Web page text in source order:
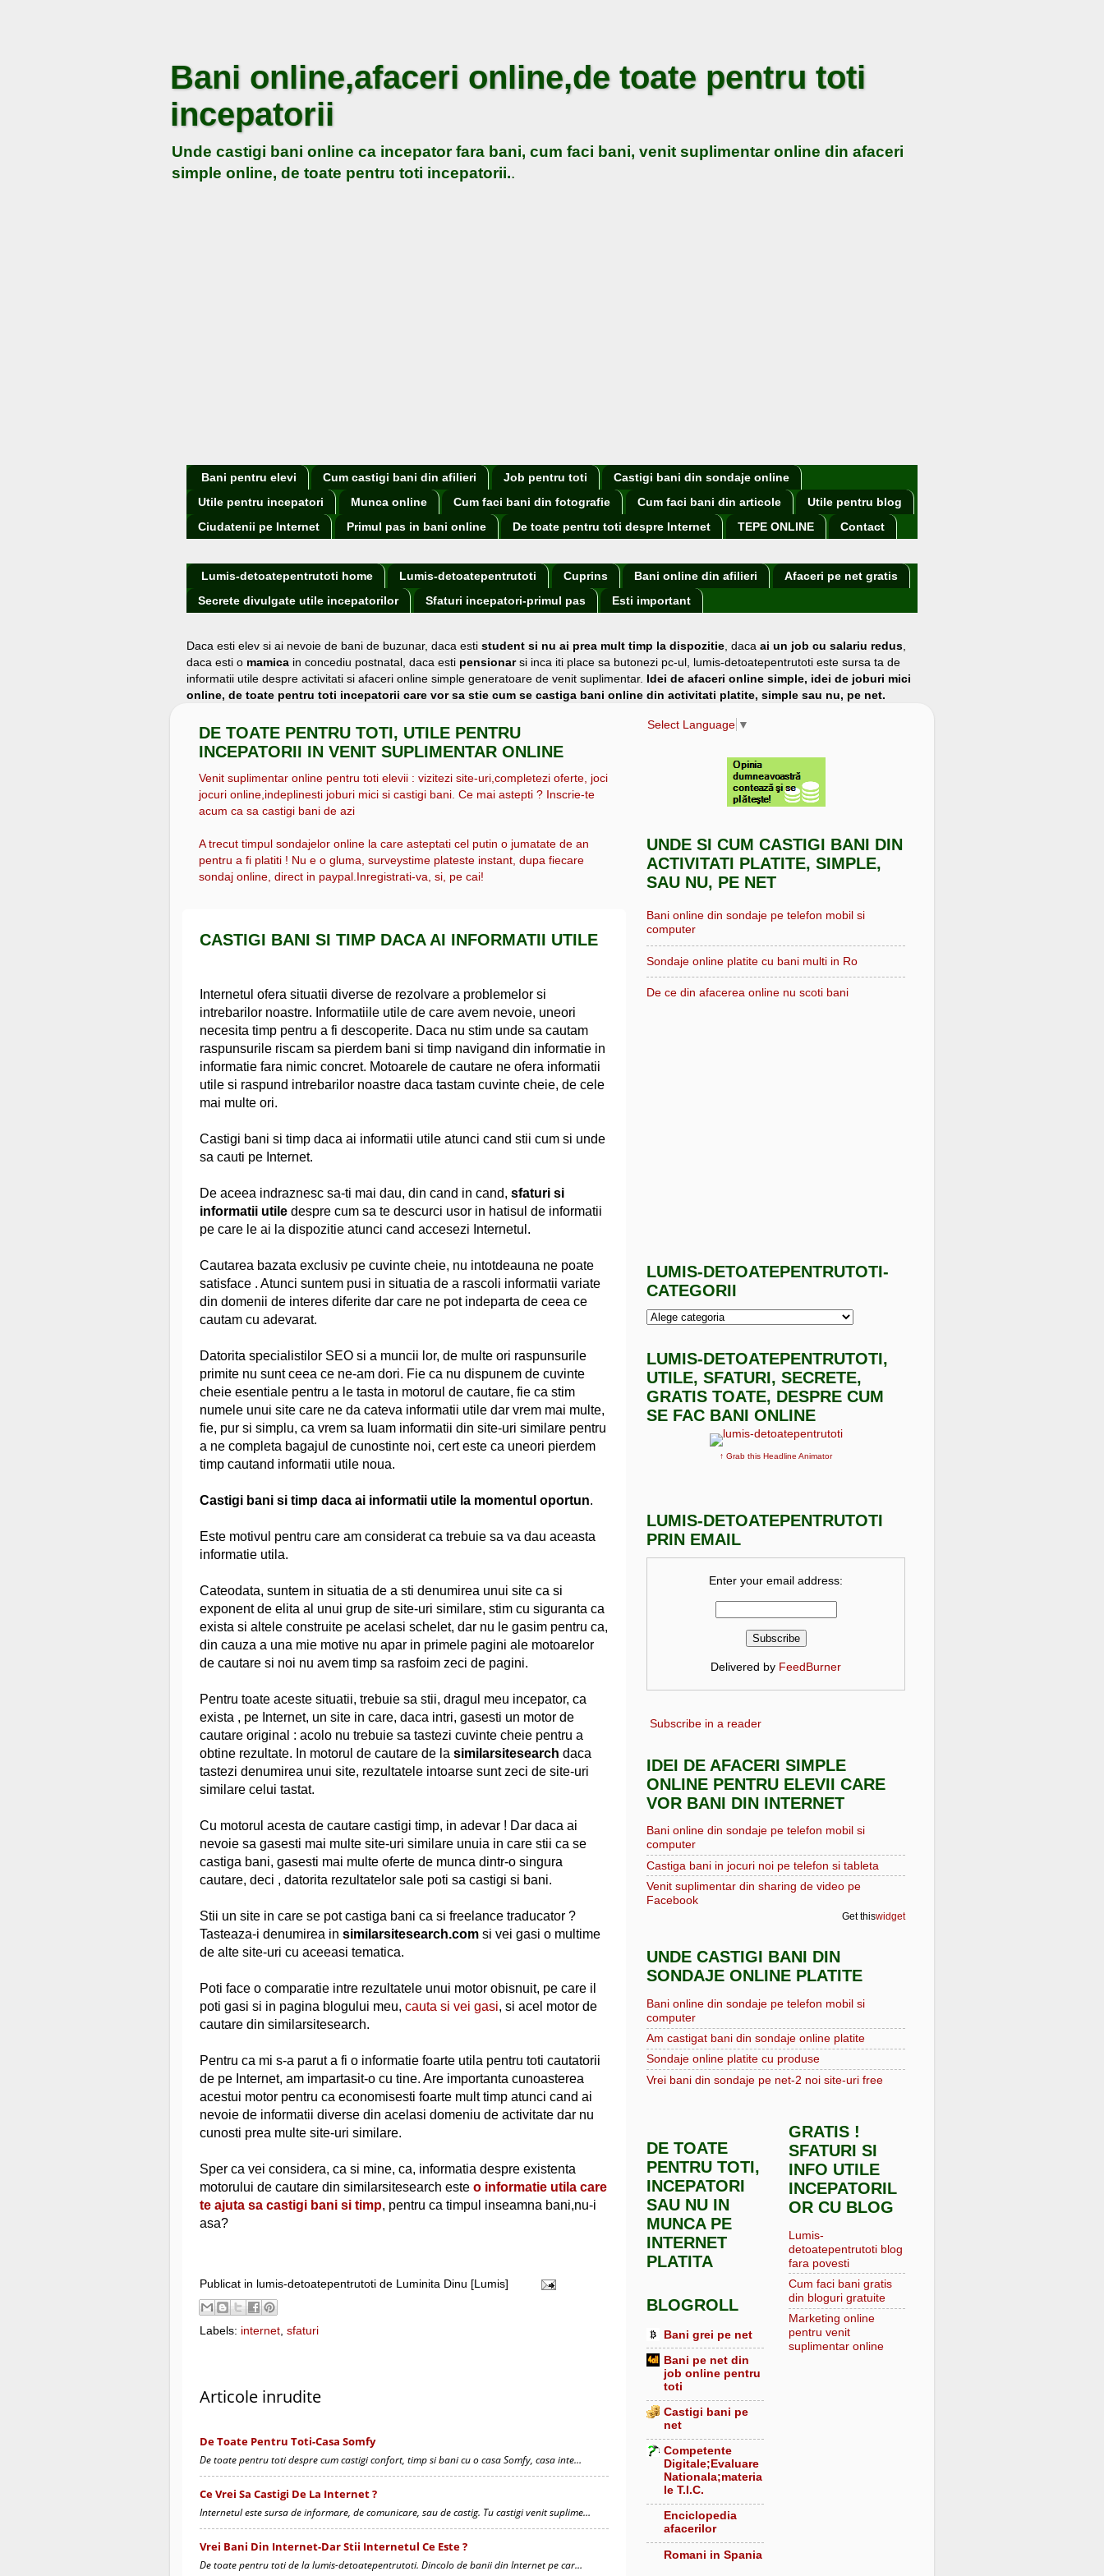
Bani online,afaceri online,de toate pentru toti
incepatorii
Unde castigi bani online ca incepator fara bani, cum faci bani, venit suplimentar online din afaceri
simple online, de toate pentru toti incepatorii..
Bani pentru elevi Cum castigi bani din afilieri Job pentru toti
Castigi bani din sondaje online
Utile pentru incepatori
Munca online Cum faci bani din fotografie Cum faci bani din articole
Utile pentru blog
Ciudatenii pe Internet
Primul pas in bani online De toate pentru toti despre Internet TEPE ONLINE Contact
Lumis-detoatepentrutoti home Lumis-detoatepentrutoti Cuprins Bani online din afilieri
Afaceri pe net gratis
Secrete divulgate utile incepatorilor
Sfaturi incepatori-primul pas Esti important
Daca esti elev si ai nevoie de bani de buzunar, daca esti student si nu ai prea mult timp la dispozitie , daca ai un job cu salariu redus
daca esti o mamica in concediu postnatal, daca esti pensionarsi inca iti place sa butonezi pc-ul, lumis-detoatepentrutoti este sursa ta de
informatii utile despre activitati si afaceri online simple generatoare de venit suplimentar. Idei de afaceri online simple, idei de joburi mici
online, de toate pentru toti incepatorii care vor sa stie cum se castiga bani online din activitati platite, simple sau nu, pe net.
DE TOATE PENTRU TOTI, UTILE PENTRU
INCEPATORII IN VENIT SUPLIMENTAR ONLINE
Venit suplimentar online pentru toti elevii : vizitezi site-uri,completezi oferte, joci
jocuri online,indeplinesti joburi mici si castigi bani. Ce mai astepti ? Inscrie-te
acum ca sa castigi bani de azi
A trecut timpul sondajelor online la care asteptati cel putin o jumatate de an
pentru a fi platiti ! Nu e o gluma, surveystime plateste instant, dupa fiecare
sondaj online, direct in paypal.Inregistrati-va, si, pe cai!
CASTIGI BANI SI TIMP DACA AI INFORMATII UTILE
Internetul ofera situatii diverse de rezolvare a problemelor si
intrebarilor noastre. Informatiile utile de care avem nevoie, uneori
necesita timp pentru a fi descoperite. Daca nu stim unde sa cautam
raspunsurile riscam sa pierdem bani si timp navigand din informatie in
informatie fara nimic concret. Motoarele de cautare ne ofera informatii
utile si raspund intrebarilor noastre daca tastam cuvinte cheie, de cele
mai multe ori.
Castigi bani si timp daca ai informatii utile atunci cand stii cum si unde
sa cauti pe Internet.
De aceea indraznesc sa-ti mai dau, din cand in cand, sfaturi si
informatii utile despre cum sa te descurci usor in hatisul de informatii
pe care le ai la dispozitie atunci cand accesezi Internetul.
Cautarea bazata exclusiv pe cuvinte cheie, nu intotdeauna ne poate
satisface . Atunci suntem pusi in situatia de a rascoli informatii variate
din domenii de interes diferite dar care ne pot indeparta de ceea ce
cautam cu adevarat.
Datorita specialistilor SEO si a muncii lor, de multe ori raspunsurile
primite nu sunt ceea ce ne-am dori. Fie ca nu dispunem de cuvinte
cheie esentiale pentru a le tasta in motorul de cautare, fie ca stim
numele unui site care ne da cateva informatii utile dar vrem mai multe,
fie, pur si simplu, ca vrem sa luam informatii din site-uri similare pentru
a ne completa bagajul de cunostinte noi, cert este ca uneori pierdem
timp cautand informatii utile noua.
Castigi bani si timp daca ai informatii utile la momentul oportun.
Este motivul pentru care am considerat ca trebuie sa va dau aceasta
informatie utila.
Cateodata, suntem in situatia de a sti denumirea unui site ca si
exponent de elita al unui grup de site-uri similare, stim cu siguranta ca
exista si altele construite pe acelasi schelet, dar nu le gasim pentru ca,
din cauza a una mie motive nu apar in primele pagini ale motoarelor
de cautare si noi nu avem timp sa rasfoim zeci de pagini.
Pentru toate aceste situatii, trebuie sa stii, dragul meu incepator, ca
exista , pe Internet, un site in care, daca intri, gasesti un motor de
cautare original : acolo nu trebuie sa tastezi cuvinte cheie pentru a
obtine rezultate. In motorul de cautare de la similarsitesearch daca
tastezi denumirea unui site, rezultatele intoarse sunt zeci de site-uri
similare celui tastat.
Cu motorul acesta de cautare castigi timp, in adevar ! Dar daca ai
nevoie sa gasesti mai multe site-uri similare unuia in care stii ca se
castiga bani, gasesti mai multe oferte de munca dintr-o singura
cautare, deci , datorita rezultatelor sale poti sa castigi si bani.
Stii un site in care se pot castiga bani ca si freelance traducator ?
Tasteaza-i denumirea in similarsitesearch.com si vei gasi o multime
de alte site-uri cu aceeasi tematica.
Poti face o comparatie intre rezultatele unui motor obisnuit, pe care il
poti gasi si in pagina blogului meu, cauta si vei gasi, si acel motor de
cautare din similarsitesearch.
Pentru ca mi s-a parut a fi o informatie foarte utila pentru toti cautatorii
de pe Internet, am impartasit-o cu tine. Are importanta cunoasterea
acestui motor pentru ca economisesti foarte mult timp atunci cand ai
nevoie de informatii diverse din acelasi domeniu de activitate dar nu
cunosti prea multe site-uri similare.
Sper ca vei considera, ca si mine, ca, informatia despre existenta
motorului de cautare din similarsitesearch este o informatie utila care
te ajuta sa castigi bani si timp, pentru ca timpul inseamna bani,nu-i
asa?
Publicat in lumis-detoatepentrutoti de Luminita Dinu [Lumis]
Labels: internet sfaturi
Articole inrudite
De Toate Pentru Toti-Casa Somfy
De toate pentru toti despre cum castigi confort, timp si bani cu o casa Somfy, casa inte…
Ce Vrei Sa Castigi De La Internet ?
Internetul este sursa de informare, de comunicare, sau de castig. Tu castigi venit suplime…
Vrei Bani Din Internet-Dar Stii Internetul Ce Este ?
De toate pentru toti de la lumis-detoatepentrutoti. Dincolo de banii din Internet pe car…
Select Language ▼
UNDE SI CUM CASTIGI BANI DIN
ACTIVITATI PLATITE, SIMPLE,
SAU NU, PE NET
Bani online din sondaje pe telefon mobil si
computer
Sondaje online platite cu bani multi in Ro
De ce din afacerea online nu scoti bani
LUMIS-DETOATEPENTRUTOTI-
CATEGORII
LUMIS-DETOATEPENTRUTOTI,
UTILE, SFATURI, SECRETE,
GRATIS TOATE, DESPRE CUM
SE FAC BANI ONLINE
↑ Grab this Headline Animator
LUMIS-DETOATEPENTRUTOTI
PRIN EMAIL
Enter your email address:
Delivered by FeedBurner
Subscribe in a reader
IDEI DE AFACERI SIMPLE
ONLINE PENTRU ELEVII CARE
VOR BANI DIN INTERNET
Bani online din sondaje pe telefon mobil si
computer
Castiga bani in jocuri noi pe telefon si tableta
Venit suplimentar din sharing de video pe
Facebook
Get thiswidget
UNDE CASTIGI BANI DIN
SONDAJE ONLINE PLATITE
Bani online din sondaje pe telefon mobil si
computer
Am castigat bani din sondaje online platite
Sondaje online platite cu produse
Vrei bani din sondaje pe net-2 noi site-uri free
DE TOATE
PENTRU TOTI,
INCEPATORI
SAU NU IN
MUNCA PE
INTERNET
PLATITA
BLOGROLL
Bani grei pe net
Bani pe net din
job online pentru
toti
Castigi bani pe
net
Competente
Digitale;Evaluare
Nationala;materia
le T.I.C.
Enciclopedia
afacerilor
Romani in Spania
GRATIS !
SFATURI SI
INFO UTILE
INCEPATORIL
OR CU BLOG
Lumis-
detoatepentrutoti blog
fara povesti
Cum faci bani gratis
din bloguri gratuite
Marketing online
pentru venit
suplimentar online